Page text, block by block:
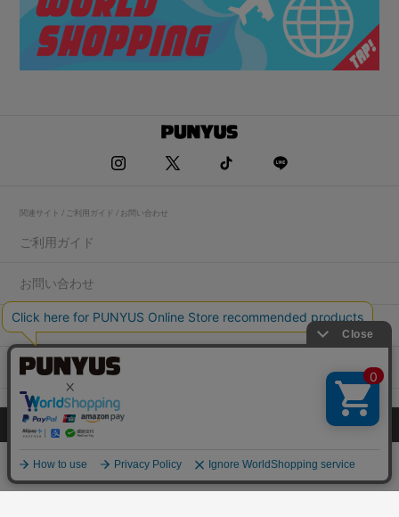
関連サイト / ご利用ガイド / お問い合わせ
ご利用ガイド
お問い合わせ
求人情報
店舗一覧
プライバシーポリシー